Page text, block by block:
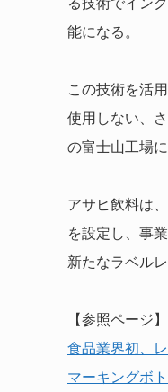
能になる。
この技術を活
使用しない、
の富士山工場
アサヒ飲料は
を設定し、事
新たなラベル
【参照ページ】
食品業界初、
マーキングボ